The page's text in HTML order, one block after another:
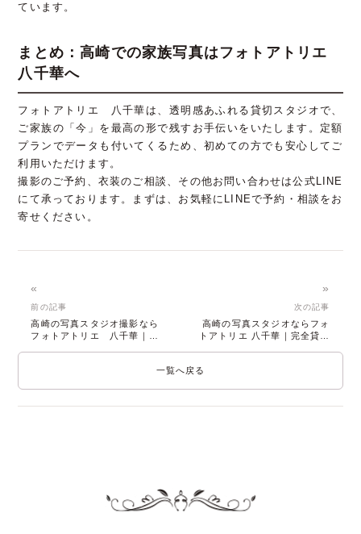
ています。
まとめ：高崎での家族写真はフォトアトリエ
八千華へ
フォトアトリエ 八千華は、透明感あふれる貸切スタジオで、
ご家族の「今」を最高の形で残すお手伝いをいたします。定額
プランでデータも付いてくるため、初めての方でも安心してご
利用いただけます。
撮影のご予約、衣装のご相談、その他お問い合わせは公式LINE
にて承っております。まずは、お気軽にLINEで予約・相談をお
寄せください。
«
前の記事
高崎の写真スタジオ撮影なら
フォトアトリエ 八千華｜貸
一覧へ戻る
»
次の記事
高崎の写真スタジオならフォ
トアトリエ 八千華｜完全貸切